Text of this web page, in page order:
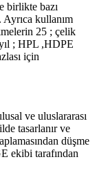
birlikte bazı
kullanım
25 ; çelik
; HPL ,HDPE
için
ve uluslararası
tasarlanır ve
düşme
ekibi tarafından